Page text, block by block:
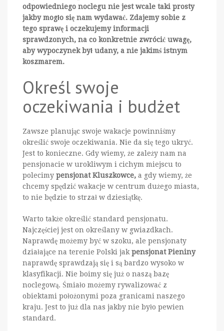
odpowiedniego noclegu nie jest wcale taki prosty
jakby mogło się nam wydawać. Zdajemy sobie z
tego sprawę i oczekujemy informacji
sprawdzonych, na co konkretnie zwrócić uwagę,
aby wypoczynek był udany, a nie jakimś istnym
koszmarem.
Określ swoje
oczekiwania i budżet
Zawsze planując swoje wakacje powinniśmy
określić swoje oczekiwania. Nie da się tego ukryć.
Jest to konieczne. Gdy wiemy, że zależy nam na
pensjonacie w urokliwym i cichym miejscu to
polecimy pensjonat Kluszkowce, a gdy wiemy, że
chcemy spędzić wakacje w centrum dużego miasta,
to nie będzie to strzał w dziesiątkę.
Warto także określić standard pensjonatu.
Najczęściej jest on określany w gwiazdkach.
Naprawdę możemy być w szoku, ale pensjonaty
działające na terenie Polski jak pensjonat Pieniny
naprawdę sprawdzają się i są bardzo wysoko w
klasyfikacji. Nie boimy się już o naszą bazę
noclegową. Śmiało możemy rywalizować z
obiektami położonymi poza granicami naszego
kraju. Jest to już dla nas jakby nie było pewien
standard.